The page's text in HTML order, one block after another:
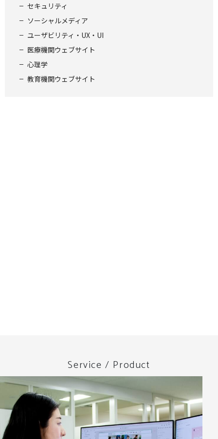
セキュリティ
ソーシャルメディア
ユーザビリティ・UX・UI
医療機関ウェブサイト
心理学
教育機関ウェブサイト
Service / Product